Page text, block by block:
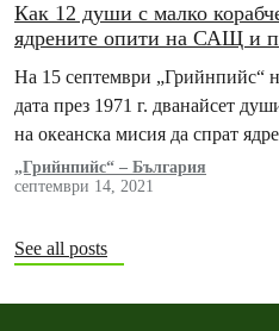
Как 12 души с малко
ядрените опити на САЩ и
На 15 септември „Грийнпийс“
дата през 1971 г. дванайсет
на океанска мисия да спрат
остров…
„Грийнпийс“ – България
септември 14, 2021
See all posts